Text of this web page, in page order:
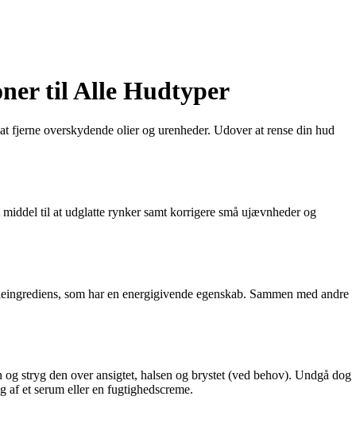
til Alle Hudtyper
overskydende olier og urenheder. Udover at rense din hud
til at udglatte rynker samt korrigere små ujævnheder og
som har en energigivende egenskab. Sammen med andre
stryg den over ansigtet, halsen og brystet (ved behov). Undgå dog
et serum eller en fugtighedscreme.